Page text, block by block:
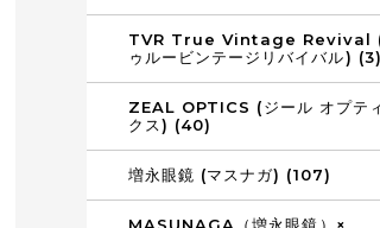
TVR True Vintage Revival (
ゥルービンテージリバイバル) (3)
ZEAL OPTICS (ジール オプテ
クス) (40)
増永眼鏡 (マスナガ) (107)